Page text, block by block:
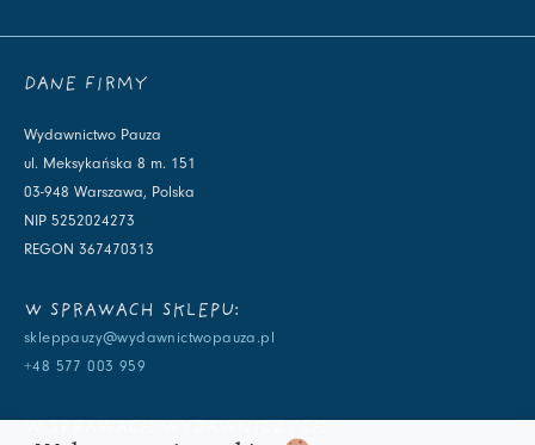
DANE FIRMY
Wydawnictwo Pauza
ul. Meksykańska 8 m. 151
03-948 Warszawa, Polska
NIP 5252024273
REGON 367470313
W SPRAWACH SKLEPU:
skleppauzy@wydawnictwopauza.pl
+48 577 003 959